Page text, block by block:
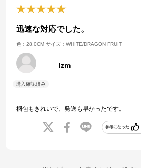
迅速な対応でした。
色：28.0CM サイズ：WHITE/DRAGON FRUIT
Izm
梱包もきれいで、発送も早かったです。
参考になった